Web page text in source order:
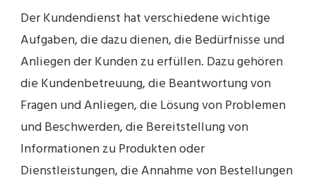
Der Kundendienst hat verschiedene wichtige
Aufgaben, die dazu dienen, die Bedürfnisse und
Anliegen der Kunden zu erfüllen. Dazu gehören
die Kundenbetreuung, die Beantwortung von
Fragen und Anliegen, die Lösung von Problemen
und Beschwerden, die Bereitstellung von
Informationen zu Produkten oder
Dienstleistungen, die Annahme von Bestellungen